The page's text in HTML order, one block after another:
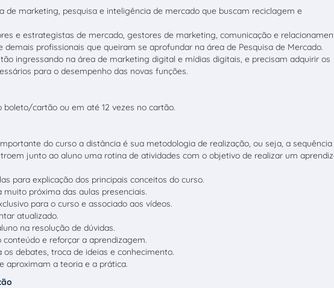
de marketing, pesquisa e inteligência de mercado que buscam reciclagem e
e estrategistas de mercado, gestores de marketing, comunicação e
demais profissionais que queiram se aprofundar na área de Pesquisa de Mercado.
ingressando na área de marketing digital e mídias digitais, e precisam adquirir os
para o desempenho das novas funções.
boleto/cartão ou em até 12 vezes no cartão.
do curso a distância é sua metodologia de realização, ou seja, a sequência
junto ao aluno uma rotina de atividades com o objetivo de realizar um
para explicação dos principais conceitos do curso.
muito próxima das aulas presenciais.
para o curso e associado aos vídeos.
atualizado.
na resolução de dúvidas.
conteúdo e reforçar a aprendizagem.
os debates, troca de ideias e conhecimento.
aproximam a teoria e a prática.